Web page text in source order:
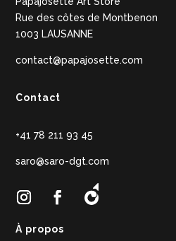
Rue des côtes de Montbenon
1003 LAUSANNE
contact@papajosette.com
Contact
+41 78 211 93 45
saro@saro-dgt.com
À propos